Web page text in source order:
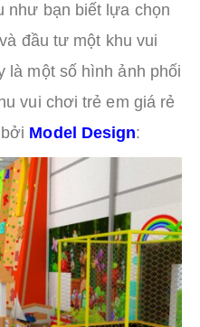
như bạn biết lựa chọn
đầu tư một khu vui
là một số hình ảnh phối
vui chơi trẻ em giá rẻ
Model Design: